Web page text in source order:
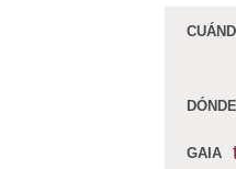
DÓNDE
GAIA